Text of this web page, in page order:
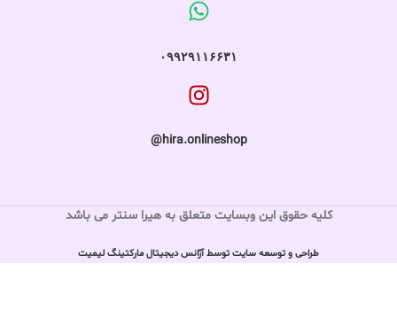
۰۹۹۲۹۱۱۶۶۳۱
hira.onlineshop@
کلیه حقوق این وبسایت متعلق به هیرا سنتر می باشد
طراحی و توسعه سایت توسط آژانس دیجیتال مارکتینگ لیمیت